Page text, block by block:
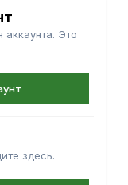
аккаунта. Это
здесь.